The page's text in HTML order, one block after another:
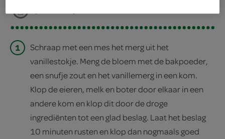
1
Schraap met een mes het merg uit het
vanillestokje. Meng de bloem met de bakpoeder,
een snufje zout en het vanillemerg in een kom.
Klop de eieren, melk en boter door elkaar in een
andere kom en klop dit door de droge
ingrediënten tot een glad beslag. Laat het beslag
10 minuten rusten en klop dan nogmaals goed